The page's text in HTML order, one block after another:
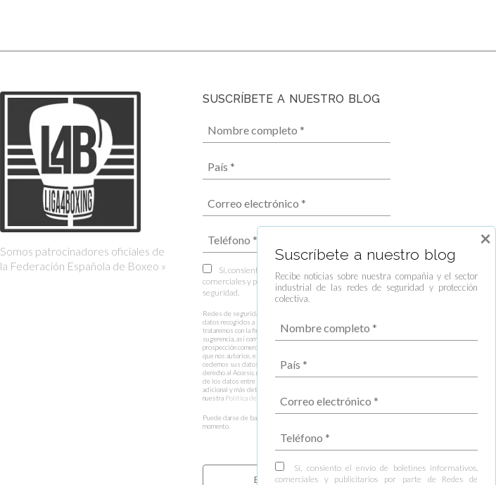
Somos patrocinadores oficiales de
la Federación Española de Boxeo »
SUSCRÍBETE A NUESTRO BLOG
Sí, consiento el envío de boletines informativos,
comerciales y publicitarios por parte de Redes de
seguridad.
Redes de seguridad es el responsable del tratamiento de los
datos recogidos a través del presente formulario, los cuales
trataremos con la finalidad de responder a su consulta, duda o
sugerencia, así como gestionar el envío de información y
prospección comercial y envío de boletines informativos en caso
que nos autorice, estando legitimados por su consentimiento. No
cedemos sus datos a terceros salvo obligación legal. Tiene
derecho al Acceso, rectificación, supresión, oposición y limitación
de los datos entre otros derechos. Puede consultar información
adicional y más detallada sobre el tratamiento de datos en
nuestra Política de privacidad .
Puede darse de baja de estas comunicaciones en cualquier
momento.
Suscríbete a nuestro blog
Recibe noticias sobre nuestra compañía y el sector
industrial de las redes de seguridad y protección
colectiva.
Sí, consiento el envío de boletines informativos,
comerciales y publicitarios por parte de Redes de
×